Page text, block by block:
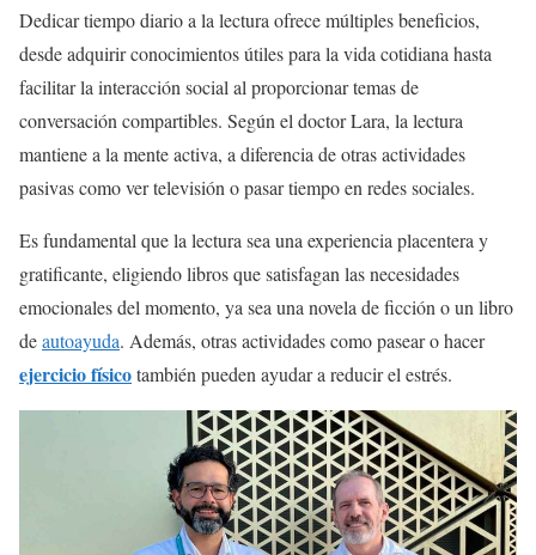
Dedicar tiempo diario a la lectura ofrece múltiples beneficios,
desde adquirir conocimientos útiles para la vida cotidiana hasta
facilitar la interacción social al proporcionar temas de
conversación compartibles. Según el doctor Lara, la lectura
mantiene a la mente activa, a diferencia de otras actividades
pasivas como ver televisión o pasar tiempo en redes sociales.
Es fundamental que la lectura sea una experiencia placentera y
gratificante, eligiendo libros que satisfagan las necesidades
emocionales del momento, ya sea una novela de ficción o un libro
deautoayuda. Además, otras actividades como pasear o hacer
ejercicio físicotambién pueden ayudar a reducir el estrés.